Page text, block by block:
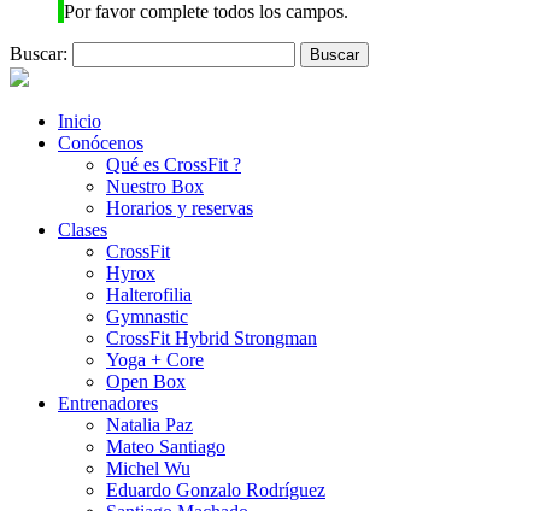
Por favor complete todos los campos.
Buscar:
Inicio
Conócenos
Qué es CrossFit ?
Nuestro Box
Horarios y reservas
Clases
CrossFit
Hyrox
Halterofilia
Gymnastic
CrossFit Hybrid Strongman
Yoga + Core
Open Box
Entrenadores
Natalia Paz
Mateo Santiago
Michel Wu
Eduardo Gonzalo Rodríguez